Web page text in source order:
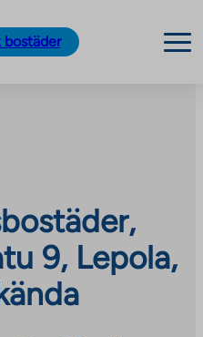
bostäder
9, Lepola,